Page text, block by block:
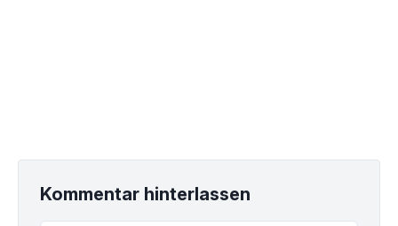
Kommentar hinterlassen